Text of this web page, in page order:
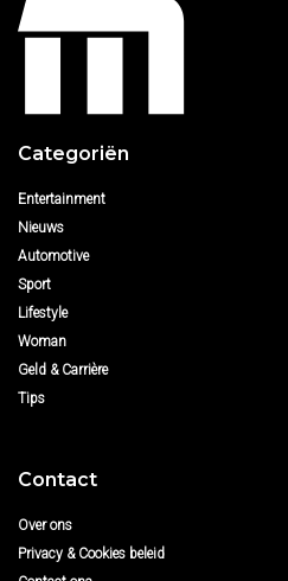
Categoriën
Entertainment
Nieuws
Automotive
Sport
Lifestyle
Woman
Geld & Carrière
Tips
Contact
Over ons
Privacy & Cookies beleid